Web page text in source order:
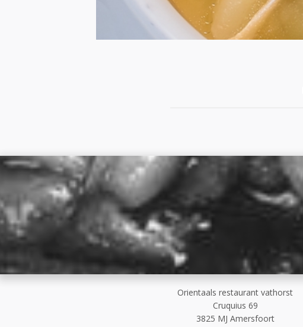
Orientaals restaurant vathorst
Cruquius 69
3825 MJ Amersfoort